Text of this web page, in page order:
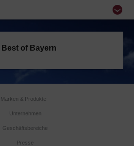
of Bayern
Marken & Produkte
Unternehmen
Geschäftsbereiche
Presse